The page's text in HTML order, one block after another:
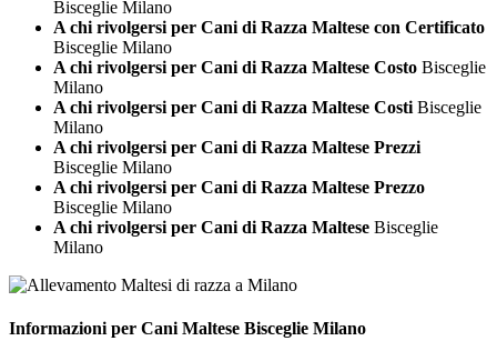
Bisceglie Milano
A chi rivolgersi per Cani di Razza Maltese con Certificato
Bisceglie Milano
A chi rivolgersi per Cani di Razza Maltese Costo Bisceglie
Milano
A chi rivolgersi per Cani di Razza Maltese Costi Bisceglie
Milano
A chi rivolgersi per Cani di Razza Maltese Prezzi
Bisceglie Milano
A chi rivolgersi per Cani di Razza Maltese Prezzo
Bisceglie Milano
A chi rivolgersi per Cani di Razza Maltese Bisceglie
Milano
Informazioni per Cani Maltese Bisceglie Milano